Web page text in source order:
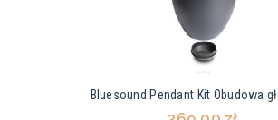
Bluesound Pendant Kit Obudowa